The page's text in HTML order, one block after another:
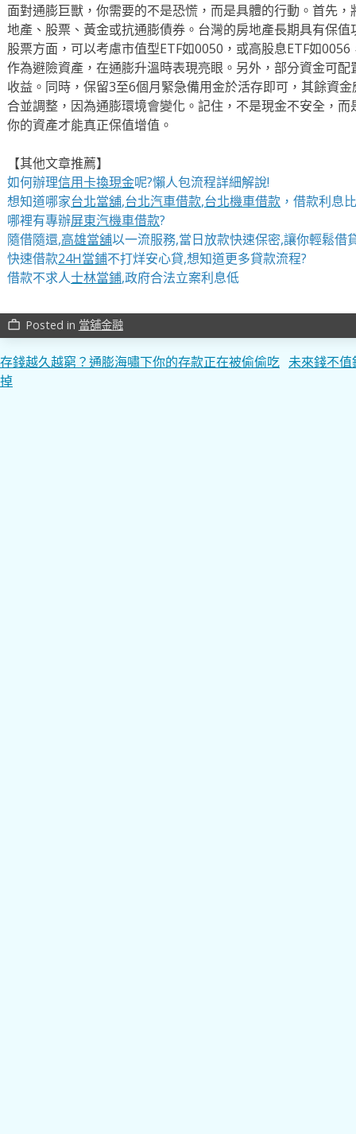
面對通膨巨獸，你需要的不是恐慌，而是具體的行動。首先
地產、股票、黃金或抗通膨債券。台灣的房地產長期具有保
股票方面，可以考慮市值型ETF如0050，或高股息ETF如
作為避險資產，在通膨升溫時表現亮眼。另外，部分資金可
收益。同時，保留3至6個月緊急備用金於活存即可，其餘資
合並調整，因為通膨環境會變化。記住，不是現金不安全，
你的資產才能真正保值增值。
【其他文章推薦】
如何辦理信用卡換現金呢?懶人包流程詳細解說!
想知道哪家台北當舖,台北汽車借款,台北機車借款，借款利息
哪裡有專辦屏東汽機車借款?
隨借隨還,高雄當舖以一流服務,當日放款快速保密,讓你輕鬆借
快速借款24H當鋪不打烊安心貸,想知道更多貸款流程?
借款不求人士林當鋪,政府合法立案利息低
work_outline Posted in 當舖金融
文
章
存錢越久越窮？通膨海嘯下你的存款正在被偷偷吃
掉
未來錢不